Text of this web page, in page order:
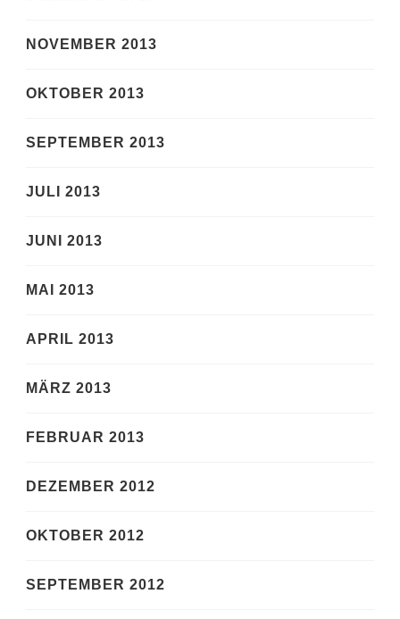
NOVEMBER 2013
OKTOBER 2013
SEPTEMBER 2013
JULI 2013
JUNI 2013
MAI 2013
APRIL 2013
MÄRZ 2013
FEBRUAR 2013
DEZEMBER 2012
OKTOBER 2012
SEPTEMBER 2012